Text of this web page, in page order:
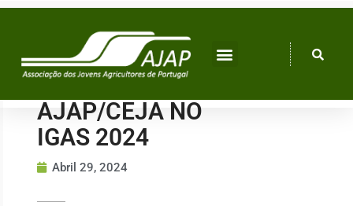
Skip
AJAP/CEJA NO
IGAS 2024
Abril 29, 2024